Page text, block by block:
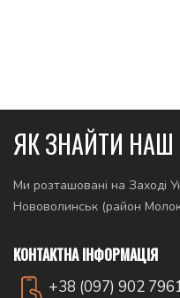
ЯК ЗНАЙТИ НАШ
Ми розташовані на Заході
Нововолинськ (район
КОНТАКТНА ІНФОРМАЦІЯ
+38 (097) 902